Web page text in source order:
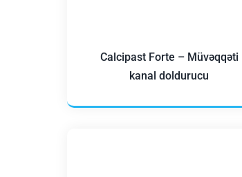
Calcipast Forte – Müvəqqəti
kanal doldurucu